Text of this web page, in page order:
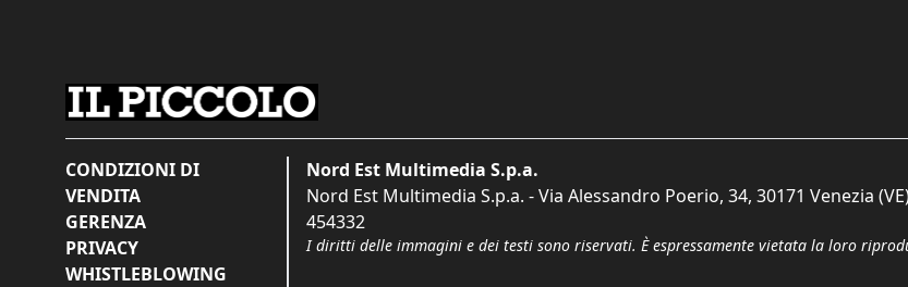
CONDIZIONI DI
VENDITA
GERENZA
PRIVACY
WHISTLEBLOWING
Nord Est Multimedia S.p.a.
Nord Est Multimedia S.p.a. - Via Alessandro Poerio, 34, 30171 Venezia
454332
I diritti delle immagini e dei testi sono riservati. È espressamente vietata la loro